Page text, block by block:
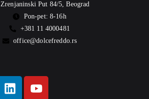
Zrenjaninski Put 84/5, Beograd
Pon-pet: 8-16h
+381 11 4000481
office@dolcefreddo.rs